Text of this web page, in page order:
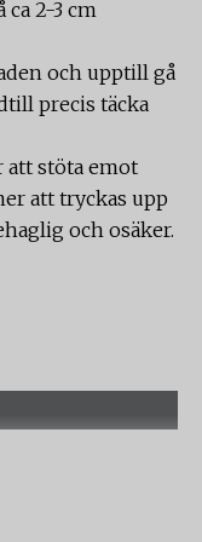
2-3 cm
och upptill gå
precis täcka
att stöta emot
att tryckas upp
och osäker.